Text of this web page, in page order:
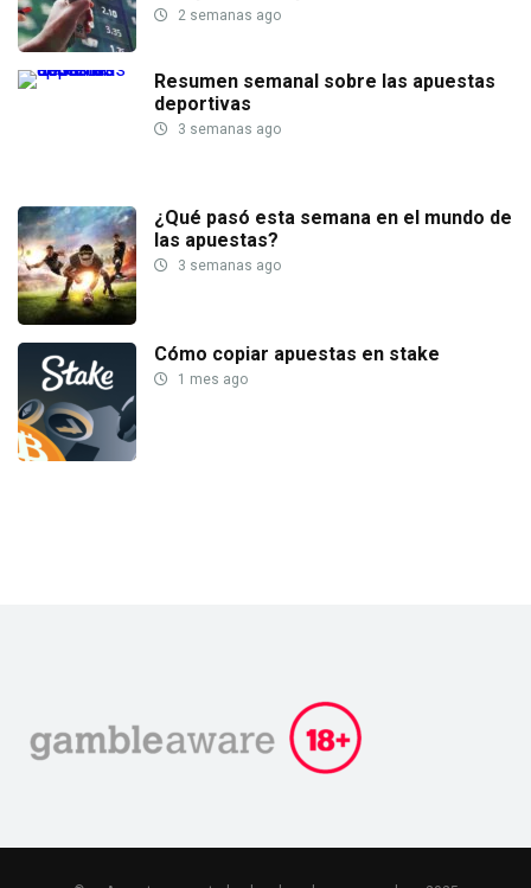
2 semanas ago
Resumen semanal sobre las apuestas
deportivas
3 semanas ago
¿Qué pasó esta semana en el mundo de
las apuestas?
3 semanas ago
Cómo copiar apuestas en stake
1 mes ago